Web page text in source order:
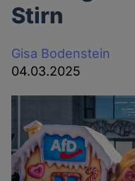
Stirn
Gisa Bodenstein
04.03.2025